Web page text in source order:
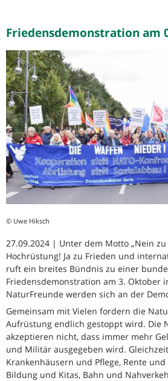
Friedensdemonstration am
© Uwe Hiksch
27.09.2024 | Unter dem Motto „Nein
Hochrüstung! Ja zu Frieden und
ruft ein breites Bündnis zu einer
Friedensdemonstration am 3. Oktober
NaturFreunde werden sich an der
Gemeinsam mit Vielen fordern die
Aufrüstung endlich gestoppt wird. Die
akzeptieren nicht, dass immer mehr
und Militär ausgegeben wird.
Krankenhäusern und Pflege, Rente
Bildung und Kitas, Bahn und